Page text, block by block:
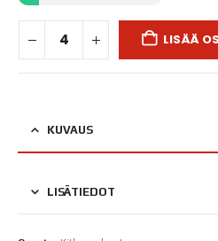
LISÄÄ
KUVAUS
LISÄTIEDOT